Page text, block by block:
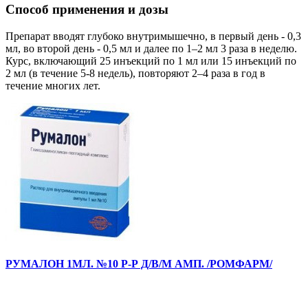
Способ применения и дозы
Препарат вводят глубоко внутримышечно, в первый день - 0,3
мл, во второй день - 0,5 мл и далее по 1–2 мл 3 раза в неделю.
Курс, включающий 25 инъекций по 1 мл или 15 инъекций по
2 мл (в течение 5-8 недель), повторяют 2–4 раза в год в
течение многих лет.
РУМАЛОН 1МЛ. №10 Р-Р Д/В/М АМП. /РОМФАРМ/